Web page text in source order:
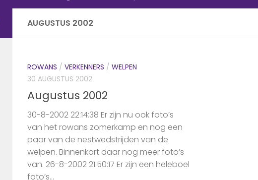
AUGUSTUS 2002
ROWANS / VERKENNERS / WELPEN
30 AUGUSTUS 2002
Augustus 2002
30-8-2002 22:14:38 Er zijn nu ook foto’s
van het rowans zomerkamp en nog een
paar van de nestwedstrijden van de
welpen. Binnenkort daar nog meer foto’s
van. 26-8-2002 21:50:17 Er zijn een heleboel
foto’s...